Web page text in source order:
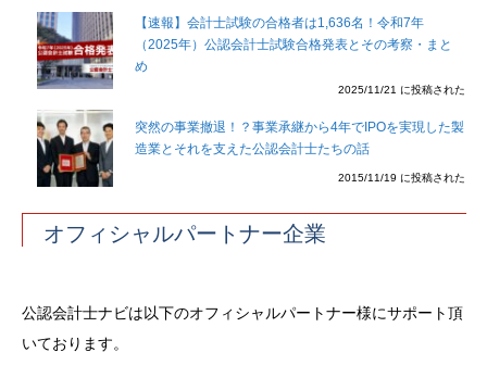
【速報】会計士試験の合格者は1,636名！令和7年
（2025年）公認会計士試験合格発表とその考察・まと
め
2025/11/21 に投稿された
突然の事業撤退！？事業承継から4年でIPOを実現した製
造業とそれを支えた公認会計士たちの話
2015/11/19 に投稿された
オフィシャルパートナー企業
公認会計士ナビは以下のオフィシャルパートナー様にサポート頂
いております。